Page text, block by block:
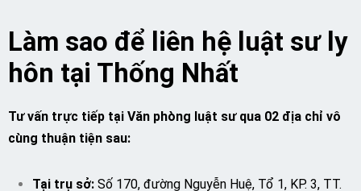
Làm sao để liên hệ luật sư ly
hôn tại Thống Nhất
Tư vấn trực tiếp tại Văn phòng luật sư qua 02 địa chỉ vô
cùng thuận tiện sau:
Tại trụ sở: Số 170, đường Nguyễn Huệ, Tổ 1, KP. 3, TT.